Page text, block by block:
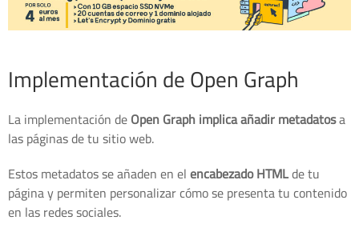
Implementación de Open Graph
La implementación deOpen Graph implica añadir metadatosa
las páginas de tu sitio web.
Estos metadatos se añaden en elencabezado HTMLde tu
página y permiten personalizar cómo se presenta tu contenido
en las redes sociales.